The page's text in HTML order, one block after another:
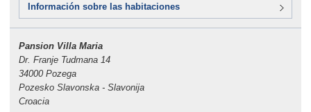
Información sobre las habitaciones
Pansion Villa Maria
Dr. Franje Tudmana 14
34000 Pozega
Pozesko Slavonska - Slavonija
Croacia